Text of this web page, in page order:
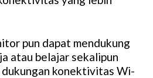
pun dapat mendukung
atau belajar sekalipun
dukungan konektivitas Wi-